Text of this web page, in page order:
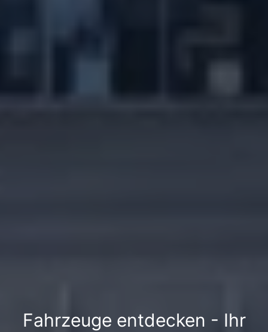
Fahrzeuge entdecken - Ihr